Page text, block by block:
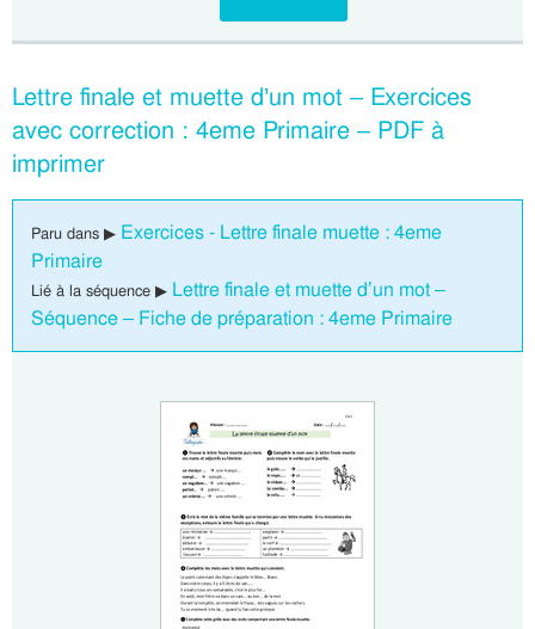
Lettre finale et muette d’un mot – Exercices
avec correction : 4eme Primaire – PDF à
imprimer
Paru dans ▶ Exercices - Lettre finale muette : 4eme
Primaire
Lié à la séquence ▶ Lettre finale et muette d’un mot –
Séquence – Fiche de préparation : 4eme Primaire